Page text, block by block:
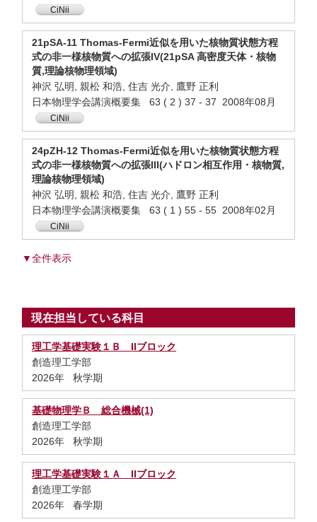
CiNii
21pSA-11 Thomas-Fermi近似を用いた核物質状態方程
式の非一様核物質への拡張IV(21pSA 高密度天体・核物
質,理論核物理領域)
神沢 弘明, 親松 和浩, 住吉 光介, 鷹野 正利
日本物理学会講演概要集 63 ( 2 ) 37 - 37 2008年08月
CiNii
24pZH-12 Thomas-Fermi近似を用いた核物質状態方程
式の非一様核物質への拡張III(ハドロン相互作用・核物質,
理論核物理領域)
神沢 弘明, 親松 和浩, 住吉 光介, 鷹野 正利
日本物理学会講演概要集 63 ( 1 ) 55 - 55 2008年02月
CiNii
▼全件表示
現在担当している科目
理工学基礎実験１Ｂ IIブロック
創造理工学部
2026年 秋学期
基礎物理学Ｂ 総合機械(1)
創造理工学部
2026年 秋学期
理工学基礎実験１Ａ IIブロック
創造理工学部
2026年 春学期